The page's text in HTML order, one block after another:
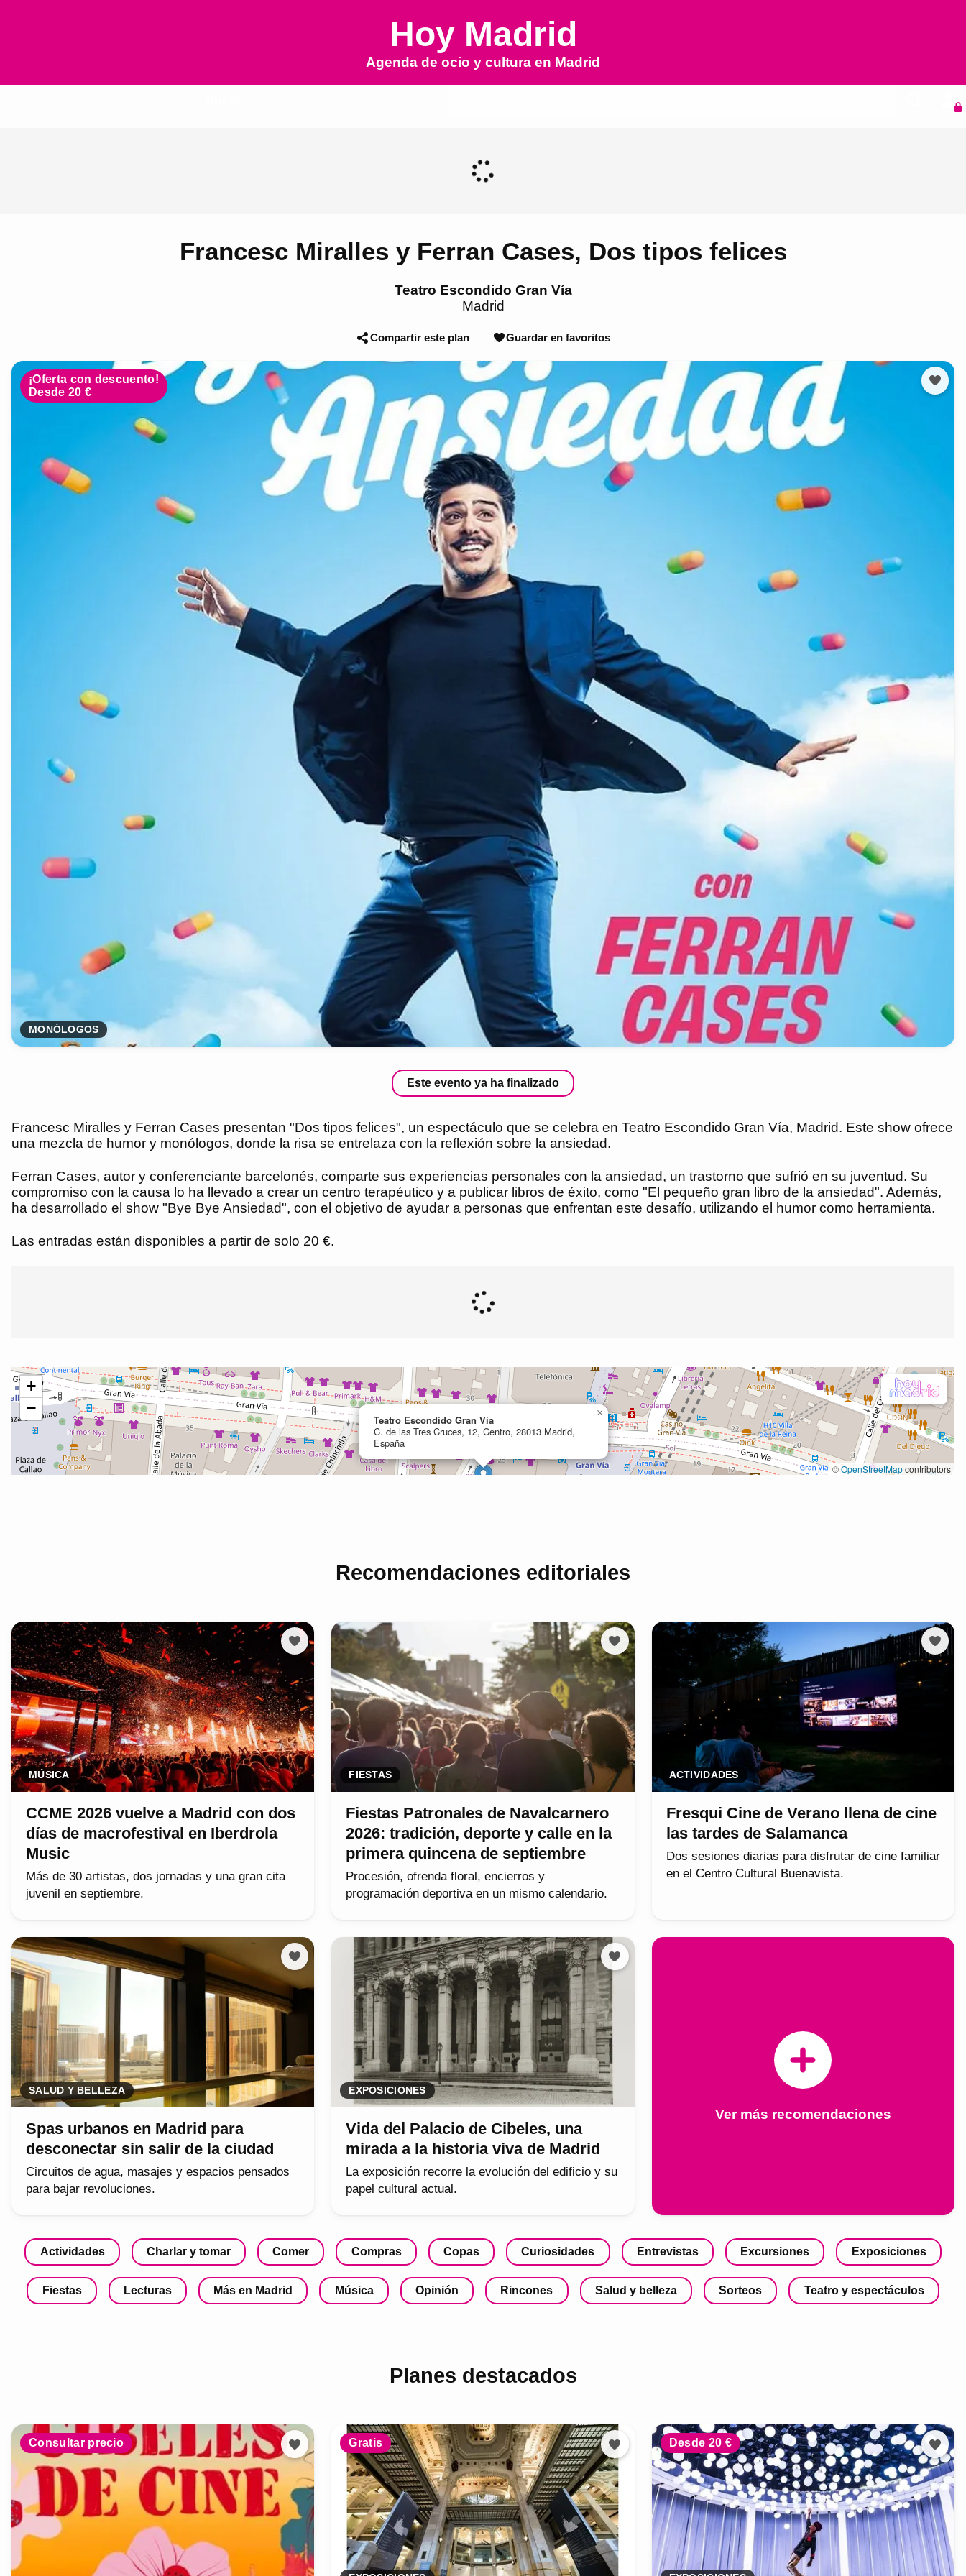
Hoy Madrid
Agenda de ocio y cultura en Madrid
Francesc Miralles y Ferran Cases, Dos tipos felices
Teatro Escondido Gran Vía
Madrid
Compartir este plan Guardar en favoritos
¡Oferta con descuento!
Desde 20 €
MONÓLOGOS
Este evento ya ha finalizado
Francesc Miralles y Ferran Cases presentan "Dos tipos felices", un espectáculo que se celebra en Teatro Escondido Gran Vía, Madrid. Este show ofrece
una mezcla de humor y monólogos, donde la risa se entrelaza con la reflexión sobre la ansiedad.
Ferran Cases, autor y conferenciante barcelonés, comparte sus experiencias personales con la ansiedad, un trastorno que sufrió en su juventud. Su
compromiso con la causa lo ha llevado a crear un centro terapéutico y a publicar libros de éxito, como "El pequeño gran libro de la ansiedad". Además,
ha desarrollado el show "Bye Bye Ansiedad", con el objetivo de ayudar a personas que enfrentan este desafío, utilizando el humor como herramienta.
Las entradas están disponibles a partir de solo 20 €.
Recomendaciones editoriales
MÚSICA
CCME 2026 vuelve a Madrid con dos
días de macrofestival en Iberdrola
Music
Más de 30 artistas, dos jornadas y una gran cita
juvenil en septiembre.
FIESTAS
Fiestas Patronales de Navalcarnero
2026: tradición, deporte y calle en la
primera quincena de septiembre
Procesión, ofrenda floral, encierros y
programación deportiva en un mismo calendario.
ACTIVIDADES
Fresqui Cine de Verano llena de cine
las tardes de Salamanca
Dos sesiones diarias para disfrutar de cine familiar
en el Centro Cultural Buenavista.
SALUD Y BELLEZA
Spas urbanos en Madrid para
desconectar sin salir de la ciudad
Circuitos de agua, masajes y espacios pensados
para bajar revoluciones.
EXPOSICIONES
Vida del Palacio de Cibeles, una
mirada a la historia viva de Madrid
La exposición recorre la evolución del edificio y su
papel cultural actual.
Ver más recomendaciones
Actividades Charlar y tomar Comer Compras Copas Curiosidades Entrevistas Excursiones Exposiciones
Fiestas Lecturas Más en Madrid Música Opinión Rincones Salud y belleza Sorteos Teatro y espectáculos
Planes destacados
Consultar precio Gratis Desde 20 €